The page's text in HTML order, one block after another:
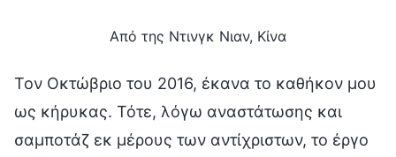
Από της Ντινγκ Νιαν, Κίνα
Τον Οκτώβριο του 2016, έκανα το καθήκον μου
ως κήρυκας. Τότε, λόγω αναστάτωσης και
σαμποτάζ εκ μέρους των αντίχριστων, το έργο